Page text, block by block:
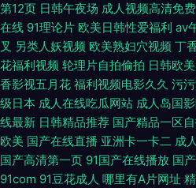
第12页 日韩午夜场 成人视频高清免费
在线 91理论片 欧美日韩性爱福利 av
叉 另类人妖视频 欧美熟妇穴视频 丁
花福利视频 轮理片自拍偷拍 日韩欧
香影视五月花 福利视频电影久久 污
级日本 成人在线吃瓜网站 成人岛国
线最新 日韩精品推荐 国产精品一区
欧美 国产在线直播 亚洲卡一卡二 成
国产高清第一页 91国产在线播放 国
91com 91豆花成人 哪里有A片网址